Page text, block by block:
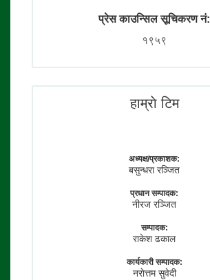
प्रेस काउन्सिल सूचिकरण नं:
१९५९
हाम्राे टिम
अध्यक्ष/प्रकाशक:
बसुन्धरा रञ्जित
प्रधान सम्पादक:
नीरज रञ्जित
सम्पादक:
राकेश ढकाल
कार्यकारी सम्पादक:
नराेत्तम सुवेदी